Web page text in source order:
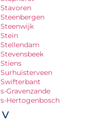
Stavoren
Steenbergen
Steenwijk
Stein
Stellendam
Stevensbeek
Stiens
Surhuisterveen
Swifterbant
s-Gravenzande
s-Hertogenbosch
V